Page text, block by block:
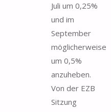
Juli um 0,25%
und im
September
möglicherweise
um 0,5%
anzuheben.
Von der EZB
Sitzung